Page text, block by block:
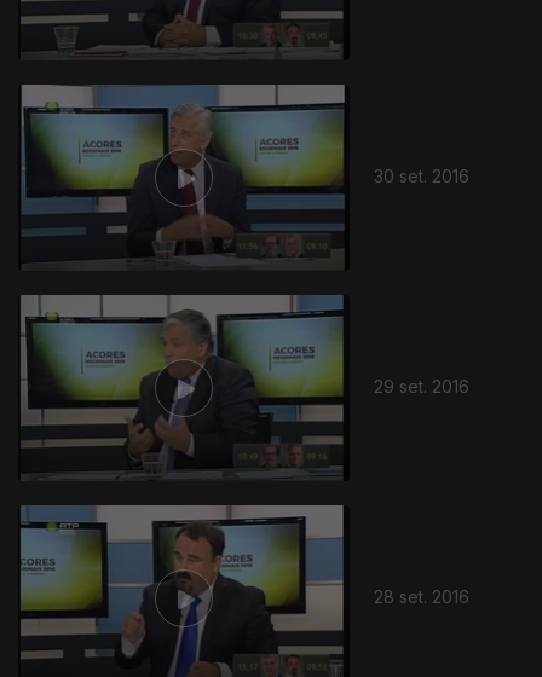
30 set. 2016
29 set. 2016
28 set. 2016